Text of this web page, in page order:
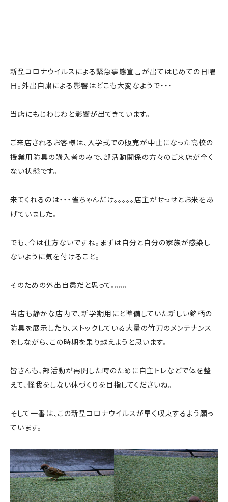
新型コロナウイルスによる緊急事態宣言が出てはじめての日曜
日。外出自粛による影響はどこも大変なようで・・・
当店にもじわじわと影響が出てきています。
ご来店されるお客様は、入学式での販売が中止になった高校の
授業用防具の購入者のみで、部活動関係の方々のご来店が全く
ない状態です。
来てくれるのは・・・雀ちゃんだけ。。。。。店主がせっせとお米をあ
げていました。
でも、今は仕方ないですね。まずは自分と自分の家族が感染し
ないように気を付けること。
そのための外出自粛だと思って。。。。
当店も静かな店内で、新学期用にと準備していた新しい銘柄の
防具を展示したり、ストックしている大量の竹刀のメンテナンス
をしながら、この時期を乗り越えようと思います。
皆さんも、部活動が再開した時のために自主トレなどで体を整
えて、怪我をしない体づくりを目指してくださいね。
そして一番は、この新型コロナウイルスが早く収束するよう願っ
ています。